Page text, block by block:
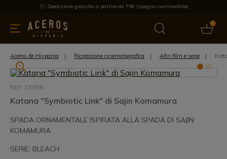
Spedizione gratuita a partire da 75€ (Spagna continentale)
0
cucina Offre Ultime notizie Venduti Marche
Aceros de Hispania Ricreazione cinematografica Altri film e serie
REF: ZS556
Katana "Symbiotic Link" di Sajin Komamura
SPADA ORNAMENTALE ISPIRATA ALLA SPADA DI SAJIN
KOMAMURA
SERIE: BLEACH